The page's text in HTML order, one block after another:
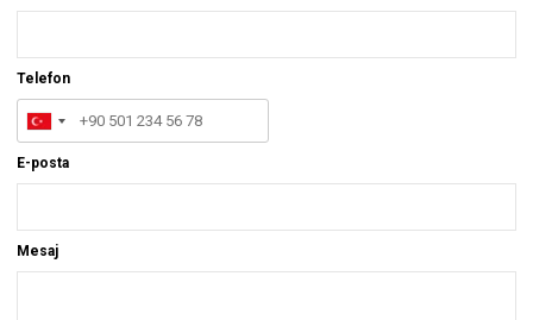
Telefon
E-posta
Mesaj